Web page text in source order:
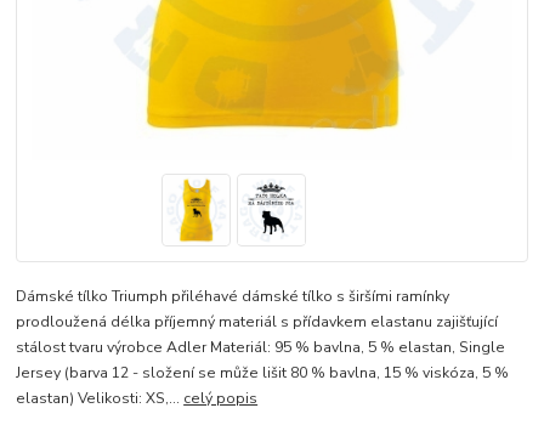
Dámské tílko Triumph přiléhavé dámské tílko s širšími ramínky
prodloužená délka příjemný materiál s přídavkem elastanu zajišťující
stálost tvaru výrobce Adler Materiál: 95 % bavlna, 5 % elastan, Single
Jersey (barva 12 - složení se může lišit 80 % bavlna, 15 % viskóza, 5 %
elastan) Velikosti: XS,... celý popis